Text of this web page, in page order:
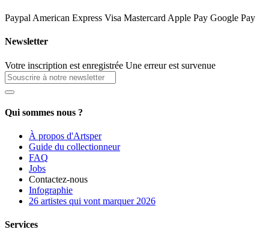
Paypal American Express Visa Mastercard Apple Pay Google Pay
Newsletter
Votre inscription est enregistrée Une erreur est survenue
Qui sommes nous ?
À propos d'Artsper
Guide du collectionneur
FAQ
Jobs
Contactez-nous
Infographie
26 artistes qui vont marquer 2026
Services